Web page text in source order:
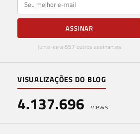
ASSINAR
Junte-se a 657 outros assinantes
VISUALIZAÇÕES DO BLOG
4.137.696 views